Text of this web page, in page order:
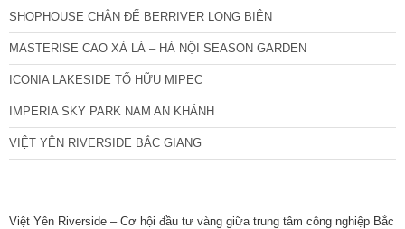
SHOPHOUSE CHÂN ĐẾ BERRIVER LONG BIÊN
MASTERISE CAO XÀ LÁ – HÀ NỘI SEASON GARDEN
ICONIA LAKESIDE TỐ HỮU MIPEC
IMPERIA SKY PARK NAM AN KHÁNH
VIỆT YÊN RIVERSIDE BẮC GIANG
Việt Yên Riverside – Cơ hội đầu tư vàng giữa trung tâm công nghiệp Bắc